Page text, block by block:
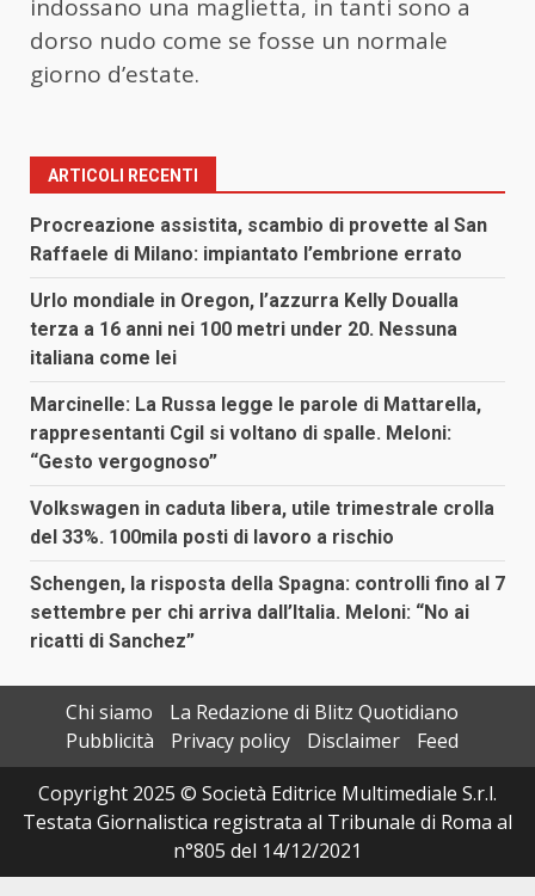
indossano una maglietta, in tanti sono a
dorso nudo come se fosse un normale
giorno d’estate.
ARTICOLI RECENTI
Procreazione assistita, scambio di provette al San
Raffaele di Milano: impiantato l’embrione errato
Urlo mondiale in Oregon, l’azzurra Kelly Doualla
terza a 16 anni nei 100 metri under 20. Nessuna
italiana come lei
Marcinelle: La Russa legge le parole di Mattarella,
rappresentanti Cgil si voltano di spalle. Meloni:
“Gesto vergognoso”
Volkswagen in caduta libera, utile trimestrale crolla
del 33%. 100mila posti di lavoro a rischio
Schengen, la risposta della Spagna: controlli fino al 7
settembre per chi arriva dall’Italia. Meloni: “No ai
ricatti di Sanchez”
Chi siamo
La Redazione di Blitz Quotidiano
Pubblicità
Privacy policy Disclaimer
Feed
Copyright 2025 © Società Editrice Multimediale S.r.l.
Testata Giornalistica registrata al Tribunale di Roma al
n°805 del 14/12/2021